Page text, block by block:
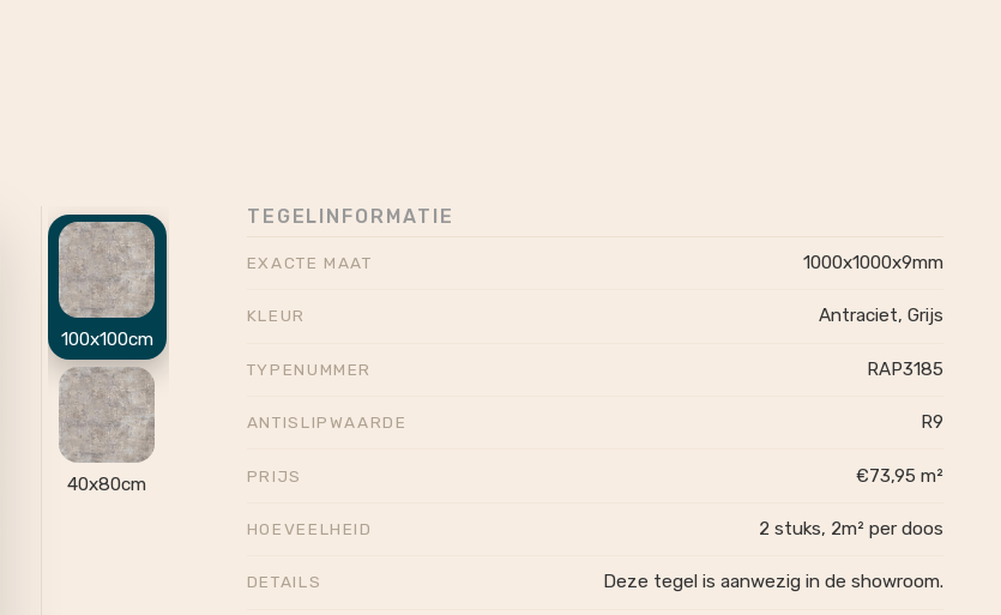
100x100cm
40x80cm
TEGELINFORMATIE
EXACTE MAAT 1000x1000x9mm
KLEUR Antraciet, Grijs
TYPENUMMER RAP3185
ANTISLIPWAARDE R9
PRIJS €73,95 m²
HOEVEELHEID 2 stuks, 2m² per doos
DETAILS Deze tegel is aanwezig in de showroom.